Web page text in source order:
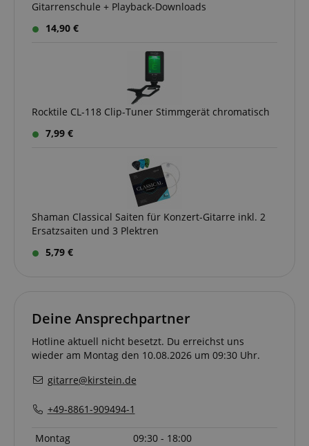
Gitarrenschule + Playback-Downloads
14,90 €
Rocktile CL-118 Clip-Tuner Stimmgerät chromatisch
7,99 €
Shaman Classical Saiten für Konzert-Gitarre inkl. 2
Ersatzsaiten und 3 Plektren
5,79 €
Deine Ansprechpartner
Hotline aktuell nicht besetzt. Du erreichst uns
wieder am Montag den 10.08.2026 um 09:30 Uhr.
gitarre@kirstein.de
+49-8861-909494-1
Montag
09:30 - 18:00